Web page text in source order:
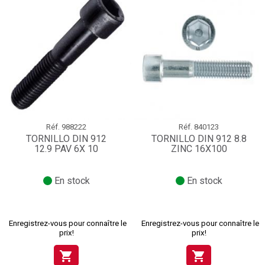
Réf. 988222
TORNILLO DIN 912
12.9 PAV 6X 10
En stock
Enregistrez-vous pour connaître le
prix!
shopping_cart
Réf. 840123
TORNILLO DIN 912 8.8
ZINC 16X100
En stock
Enregistrez-vous pour connaître le
prix!
shopping_cart